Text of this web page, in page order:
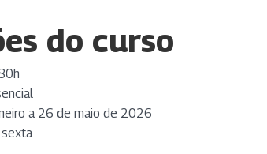
do curso
a 26 de maio de 2026
sexta